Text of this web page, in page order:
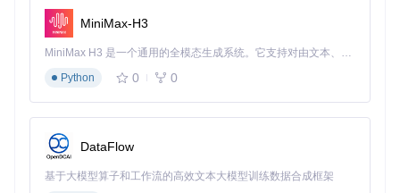
优化语音合成性能
koro TTS引擎的参数，以达到最佳的语音合成效果。
新手常见误区
忽略词典配置：部分开发者在集成Kokoro TTS引擎时，没
有正确配置多语言词典，导致语音合成效果不佳。
忽视性能优化：在不同的设备和网络环境下，Kokoro TTS
引擎的性能表现可能会有所差异，开发者需要进行针对性的
优化。
MiniMax-H3
MiniMax H3 是一个通用的全模态生成系统。它支持对由文本、图像、视频和音频组成的多模态上下文进行统一理解，并能生成分辨率高达 2K、时长可达 15 秒的带原生立体声音频的视频。得益于面向任务泛化的系统设计，H3 在预训练阶段就已具备广泛的多模态上下文理解与生成能力，能够出色地执行复杂的多模态指令。
Python
0 0
DataFlow
基于大模型算子和工作流的高效文本大模型训练数据合成框架